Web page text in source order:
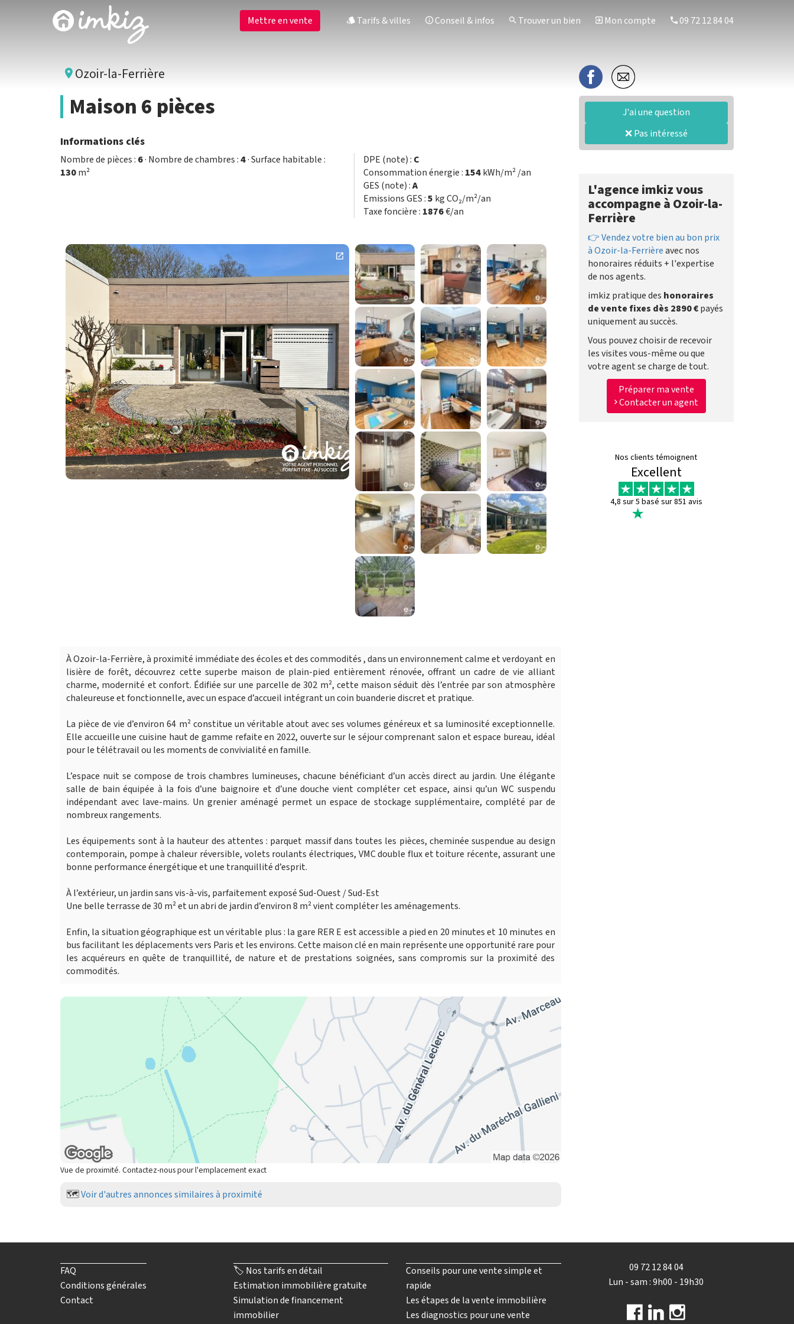
Mettre en vente Tarifs & villes Conseil & infos Trouver un bien Mon compte 09 72 12 84 04
Ozoir-la-Ferrière
Maison 6 pièces
Informations clés
Nombre de pièces : 6· Nombre de chambres :4· Surface habitable :
130m²
DPE (note) : C
Consommation énergie : 154kWh/m² /an
GES (note) :A
Emissions GES :5 kg CO₂/m²/an
Taxe foncière : 1876€/an
À Ozoir-la-Ferrière, à proximité immédiate des écoles et des commodités , dans un environnement calme et verdoyant en
lisière de forêt, découvrez cette superbe maison de plain-pied entièrement rénovée, offrant un cadre de vie alliant
charme, modernité et confort. Édifiée sur une parcelle de 302 m², cette maison séduit dès l’entrée par son atmosphère
chaleureuse et fonctionnelle, avec un espace d’accueil intégrant un coin buanderie discret et pratique.
La pièce de vie d’environ 64 m² constitue un véritable atout avec ses volumes généreux et sa luminosité exceptionnelle.
Elle accueille une cuisine haut de gamme refaite en 2022, ouverte sur le séjour comprenant salon et espace bureau, idéal
pour le télétravail ou les moments de convivialité en famille.
L’espace nuit se compose de trois chambres lumineuses, chacune bénéficiant d’un accès direct au jardin. Une élégante
salle de bain équipée à la fois d’une baignoire et d’une douche vient compléter cet espace, ainsi qu’un WC suspendu
indépendant avec lave-mains. Un grenier aménagé permet un espace de stockage supplémentaire, complété par de
nombreux rangements.
Les équipements sont à la hauteur des attentes : parquet massif dans toutes les pièces, cheminée suspendue au design
contemporain, pompe à chaleur réversible, volets roulants électriques, VMC double flux et toiture récente, assurant une
bonne performance énergétique et une tranquillité d’esprit.
À l’extérieur, un jardin sans vis-à-vis, parfaitement exposé Sud-Ouest / Sud-Est
Une belle terrasse de 30 m² et un abri de jardin d’environ 8 m² vient compléter les aménagements.
Enfin, la situation géographique est un véritable plus : la gare RER E est accessible a pied en 20 minutes et 10 minutes en
bus facilitant les déplacements vers Paris et les environs. Cette maison clé en main représente une opportunité rare pour
les acquéreurs en quête de tranquillité, de nature et de prestations soignées, sans compromis sur la proximité des
commodités.
Vue de proximité. Contactez-nous pour l'emplacement exact
🗺️Voir d'autres annonces similaires à proximité
J'ai une question
❌ Pas intéressé
L'agence imkiz vous
accompagne à Ozoir-la-
Ferrière
👉 Vendez votre bien au bon prix
à Ozoir-la-Ferrièreavec nos
honoraires réduits + l'expertise
de nos agents.
imkiz pratique des honoraires
de vente fixes dès 2890 €payés
uniquement au succès.
Vous pouvez choisir de recevoir
les visites vous-même ou que
votre agent se charge de tout.
Préparer ma vente
Contacter un agent
Nos clients témoignent
Excellent
4,8 sur 5 basé sur 851 avis
FAQ
Conditions générales
Contact
🏷️ Nos tarifs en détail
Estimation immobilière gratuite
Simulation de financement
immobilier
Conseils pour une vente simple et
rapide
Les étapes de la vente immobilière
Les diagnostics pour une vente
09 72 12 84 04
Lun - sam : 9h00 - 19h30